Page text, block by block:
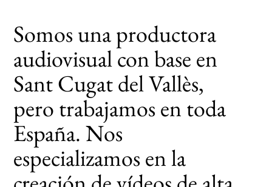
Somos una productora
audiovisual con base en
Sant Cugat del Vallès,
pero trabajamos en toda
España. Nos
especializamos en la